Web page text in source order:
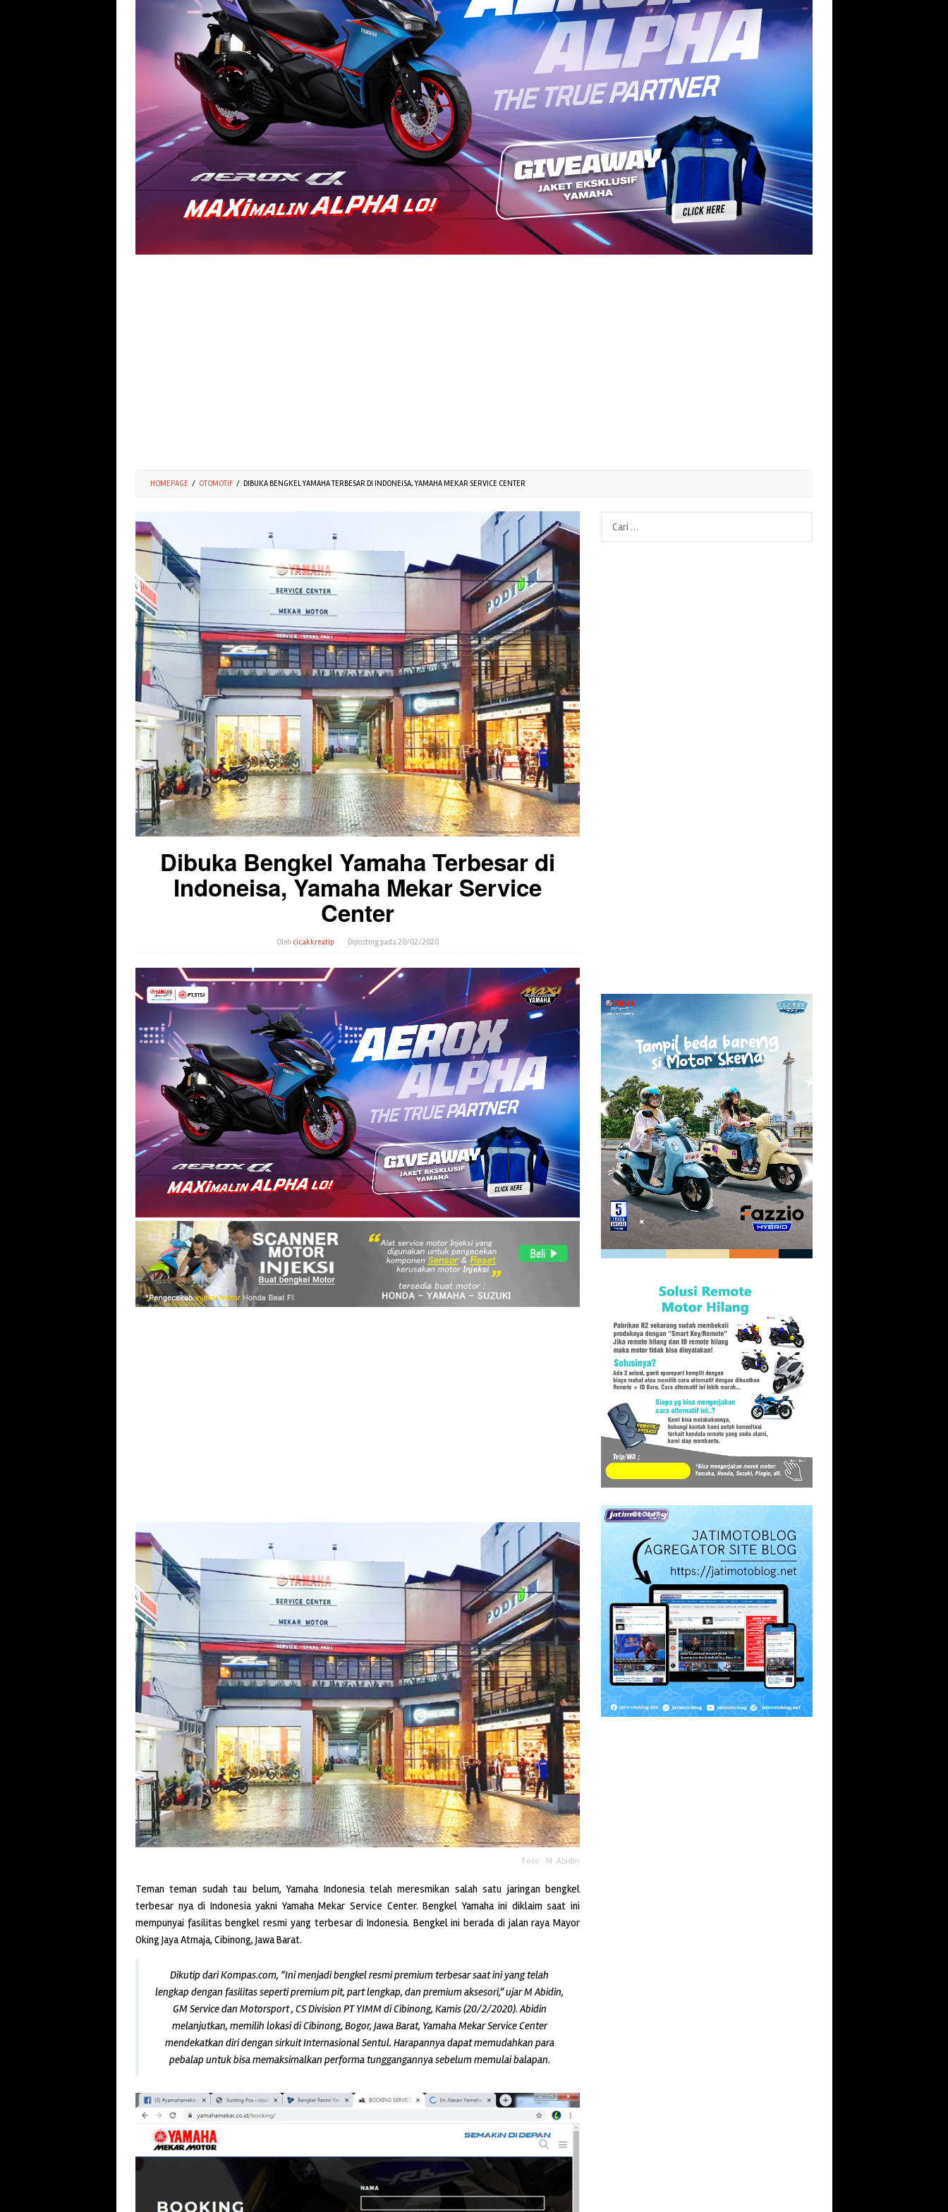
HOMEPAGE / OTOMOTIF / DIBUKA BENGKEL YAMAHA TERBESAR DI INDONEISA, YAMAHA MEKAR SERVICE CENTER
Dibuka Bengkel Yamaha Terbesar di
Indoneisa, Yamaha Mekar Service
Center
Oleh cicakkreatip Diposting pada20/02/2020
Foto : M. Abidin
Teman teman sudah tau belum, Yamaha Indonesia telah meresmikan salah satu jaringan bengkel
terbesar nya di Indonesia yakni Yamaha Mekar Service Center. Bengkel Yamaha ini diklaim saat ini
mempunyai fasilitas bengkel resmi yang terbesar di Indonesia. Bengkel ini berada di jalan raya Mayor
Oking Jaya Atmaja, Cibinong, Jawa Barat.
Dikutip dari Kompas.com, “Ini menjadi bengkel resmi premium terbesar saat ini yang telah
lengkap dengan fasilitas seperti premium pit, part lengkap, dan premium aksesori,” ujar M Abidin,
GM Service dan Motorsport , CS Division PT YIMM di Cibinong, Kamis (20/2/2020). Abidin
melanjutkan, memilih lokasi di Cibinong, Bogor, Jawa Barat, Yamaha Mekar Service Center
mendekatkan diri dengan sirkuit Internasional Sentul. Harapannya dapat memudahkan para
pebalap untuk bisa memaksimalkan performa tunggangannya sebelum memulai balapan.